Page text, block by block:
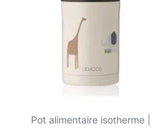
Pot alimentaire isotherme |